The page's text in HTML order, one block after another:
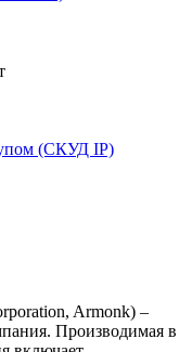
(СКУД IP)
Armonk) –
Производимая в